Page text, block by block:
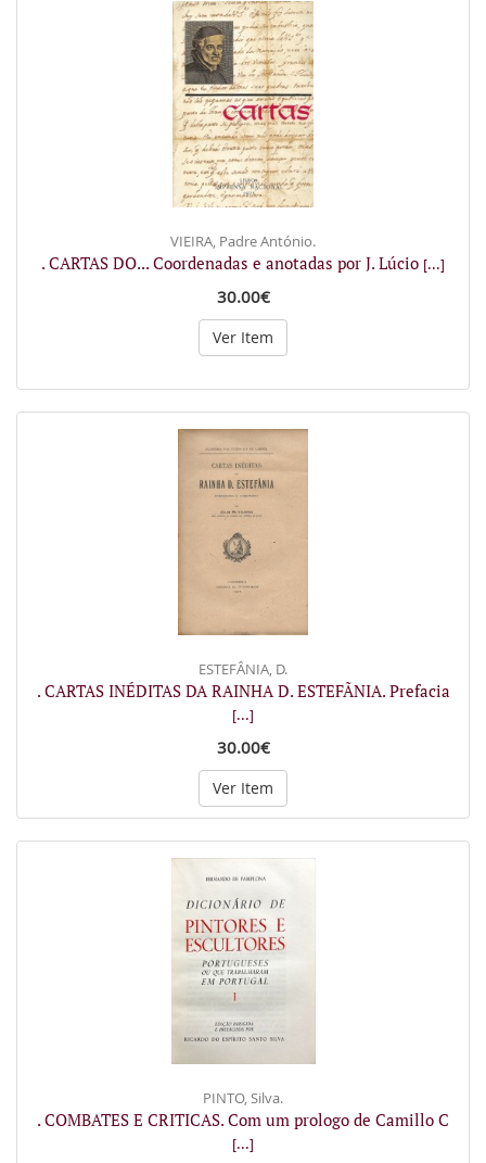
VIEIRA, Padre António.
. CARTAS DO... Coordenadas e anotadas por J. Lúcio [...]
30.00€
Ver Item
ESTEFÂNIA, D.
. CARTAS INÉDITAS DA RAINHA D. ESTEFÃNIA. Prefacia
[...]
30.00€
Ver Item
PINTO, Silva.
. COMBATES E CRITICAS. Com um prologo de Camillo C
[...]